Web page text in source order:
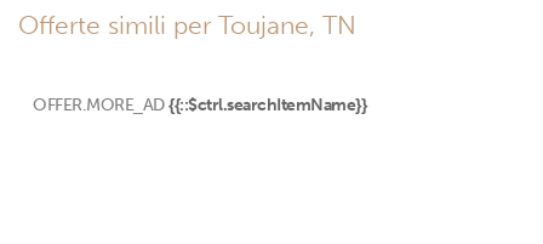
Offerte simili per Toujane, TN
OFFER.MORE_AD {{::$ctrl.searchItemName}}